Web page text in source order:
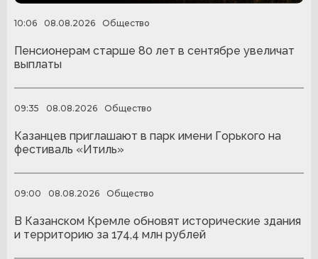
10:06 08.08.2026 Общество
Пенсионерам старше 80 лет в сентябре увеличат
выплаты
09:35 08.08.2026 Общество
Казанцев приглашают в парк имени Горького на
фестиваль «Итиль»
09:00 08.08.2026 Общество
В Казанском Кремле обновят исторические здания
и территорию за 174,4 млн рублей